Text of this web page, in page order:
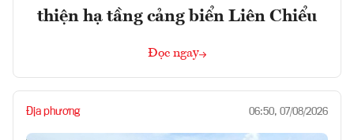
thiện hạ tầng cảng biển Liên Chiểu
Đọc ngay
Địa phương 06:50, 07/08/2026